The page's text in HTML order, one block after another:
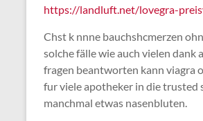
https://landluft.net/lovegra-
Chst k nnne bauchshcmerzen
solche fälle wie auch vielen
fragen beantworten kann viagra
fur viele apotheker in die trusted
manchmal etwas nasenbluten.